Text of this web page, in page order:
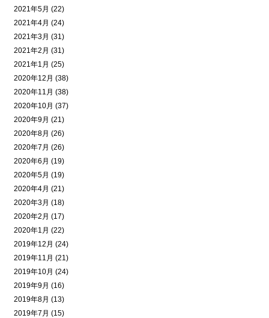
2021年5月 (22)
2021年4月 (24)
2021年3月 (31)
2021年2月 (31)
2021年1月 (25)
2020年12月 (38)
2020年11月 (38)
2020年10月 (37)
2020年9月 (21)
2020年8月 (26)
2020年7月 (26)
2020年6月 (19)
2020年5月 (19)
2020年4月 (21)
2020年3月 (18)
2020年2月 (17)
2020年1月 (22)
2019年12月 (24)
2019年11月 (21)
2019年10月 (24)
2019年9月 (16)
2019年8月 (13)
2019年7月 (15)